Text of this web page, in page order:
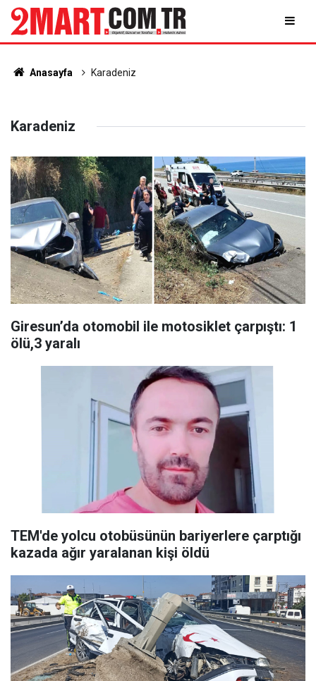
Anasayfa Karadeniz
Karadeniz
Giresun’da otomobil ile motosiklet çarpıştı: 1
ölü,3 yaralı
TEM'de yolcu otobüsünün bariyerlere çarptığı
kazada ağır yaralanan kişi öldü